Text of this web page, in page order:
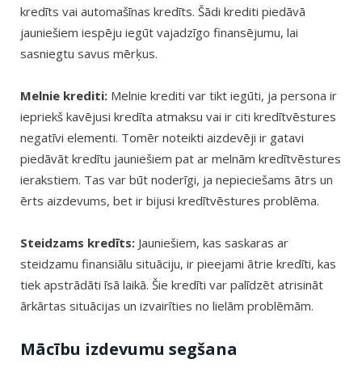
kredīts vai automašīnas kredīts. Šādi krediti piedāvā
jauniešiem iespēju iegūt vajadzīgo finansējumu, lai
sasniegtu savus mērķus.
Melnie krediti: Melnie krediti var tikt iegūti, ja persona ir
iepriekš kavējusi kredīta atmaksu vai ir citi kredītvēstures
negatīvi elementi. Tomēr noteikti aizdevēji ir gatavi
piedāvāt kredītu jauniešiem pat ar melnām kredītvēstures
ierakstiem. Tas var būt noderīgi, ja nepieciešams ātrs un
ērts aizdevums, bet ir bijusi kredītvēstures problēma.
Steidzams kredīts: Jauniešiem, kas saskaras ar
steidzamu finansiālu situāciju, ir pieejami ātrie kredīti, kas
tiek apstrādāti īsā laikā. Šie kredīti var palīdzēt atrisināt
ārkārtas situācijas un izvairīties no lielām problēmām.
Mācību izdevumu segšana